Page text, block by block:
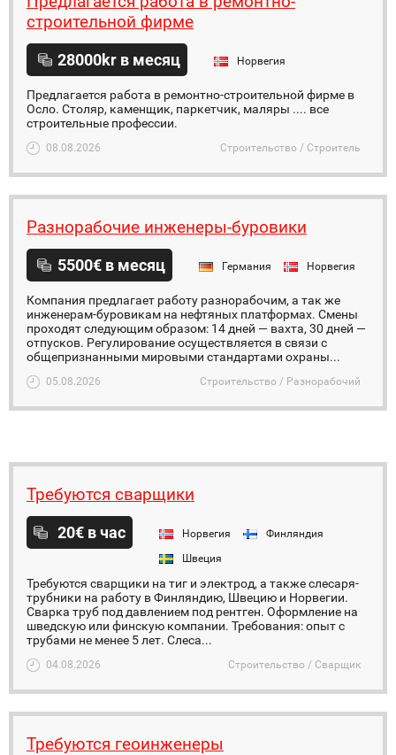
строительной фирме
28000kr в месяц Норвегия
Предлагается работа в ремонтно-строительной фирме в
Осло. Столяр, каменщик, паркетчик, маляры .... все
строительные профессии.
08.08.2026 Строительство / Строитель
Разнорабочие инженеры-буровики
5500€ в месяц Германия Норвегия
Компания предлагает работу разнорабочим, а так же
инженерам-буровикам на нефтяных платформах. Смены
проходят следующим образом: 14 дней — вахта, 30 дней —
отпусков. Регулирование осуществляется в связи с
общепризнанными мировыми стандартами охраны...
05.08.2026 Строительство / Разнорабочий
Требуются сварщики
20€ в час Норвегия
Финляндия
Швеция
Требуются сварщики на тиг и электрод, а также слесаря-
трубники на работу в Финляндию, Швецию и Норвегии.
Сварка труб под давлением под рентген. Оформление на
шведскую или финскую компании. Требования: опыт с
трубами не менее 5 лет. Слеса...
04.08.2026 Строительство / Сварщик
Требуются геоинженеры